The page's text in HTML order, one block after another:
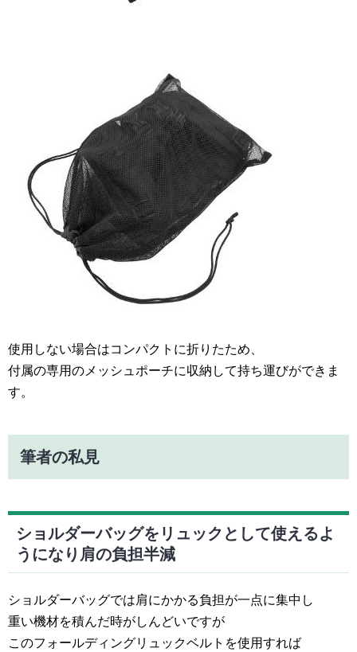
使用しない場合はコンパクトに折りたため、
付属の専用のメッシュポーチに収納して持ち運びができま
す。
筆者の私見
ショルダーバッグをリュックとして使えるよ
うになり肩の負担半減
ショルダーバッグでは肩にかかる負担が一点に集中し
重い機材を積んだ時がしんどいですが
このフォールディングリュックベルトを使用すれば